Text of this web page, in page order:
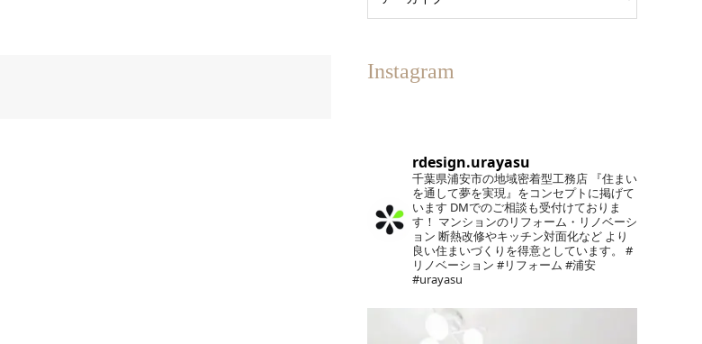
Instagram
rdesign.urayasu
千葉県浦安市の地域密着型工務店 『住まい
を通して夢を実現』をコンセプトに掲げて
います DMでのご相談も受付けておりま
す！ マンションのリフォーム・リノベーシ
ョン 断熱改修やキッチン対面化など より
良い住まいづくりを得意としています。
#
リノベーション #リフォーム #浦安
#urayasu